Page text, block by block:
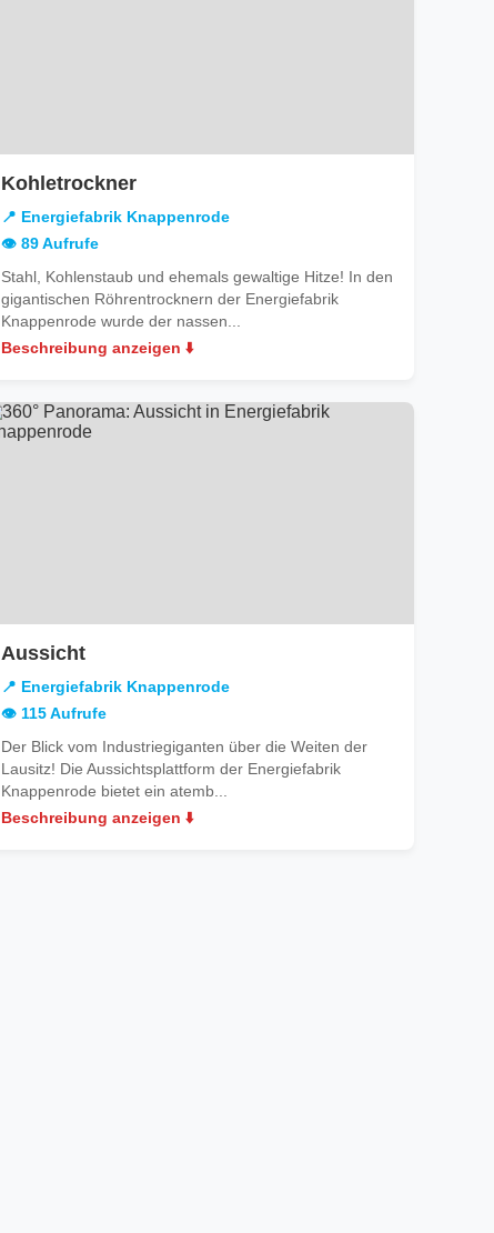
Kohletrocknerin
Energiefabrik
Knappenrode
📍 Energiefabrik Knappenrode
👁️ 89 Aufrufe
Stahl, Kohlenstaub und ehemals gewaltige Hitze! In den
gigantischen Röhrentrocknern der Energiefabrik
Knappenrode wurde der nassen...
Beschreibung anzeigen ⬇️
Aussichtin
Energiefabrik
Knappenrode
📍 Energiefabrik Knappenrode
👁️ 115 Aufrufe
Der Blick vom Industriegiganten über die Weiten der
Lausitz! Die Aussichtsplattform der Energiefabrik
Knappenrode bietet ein atemb...
Beschreibung anzeigen ⬇️